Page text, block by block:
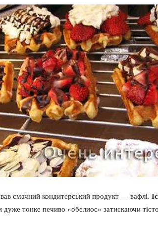
смачний кондитерський продукт — вафлі.
тонке печиво «обелиос» затискаючи